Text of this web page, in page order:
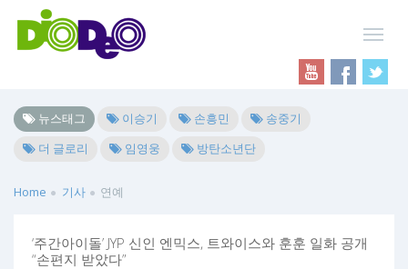
뉴스태그 이승기 손흥민
송중기
더 글로리
임영웅 방탄소년단
Home 기사 연예
‘주간아이돌’ JYP 신인 엔믹스, 트와이스와 훈훈 일화 공개
“손편지 받았다”